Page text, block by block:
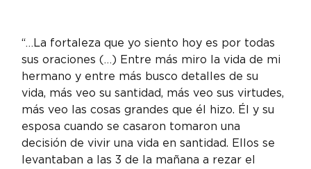
“…La fortaleza que yo siento hoy es por todas
sus oraciones (…) Entre más miro la vida de mi
hermano y entre más busco detalles de su
vida, más veo su santidad, más veo sus virtudes,
más veo las cosas grandes que él hizo. Él y su
esposa cuando se casaron tomaron una
decisión de vivir una vida en santidad. Ellos se
levantaban a las 3 de la mañana a rezar el